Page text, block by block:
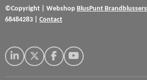
©Copyright Webshop BlusPunt Brandblussers
68484283
Contact
L
n
X
F
c
Y
u